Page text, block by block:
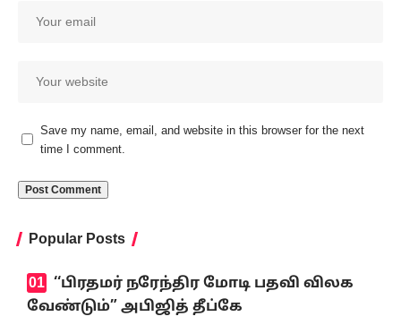
Save my name, email, and website in this browser for the next
time I comment.
Popular Posts
‘‘பிரதமர் நரேந்திர மோடி பதவி விலக
வேண்டும்” அபிஜித் தீப்கே